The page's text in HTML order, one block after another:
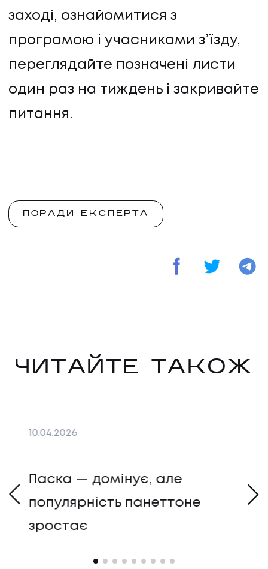
заході, ознайомитися з
програмою і учасниками з’їзду,
переглядайте позначені листи
один раз на тиждень і закривайте
питання.
ПОРАДИ ЕКСПЕРТА
ЧИТАЙТЕ ТАКОЖ
10.04.2026
Паска — домінує, але
популярність панеттоне
зростає